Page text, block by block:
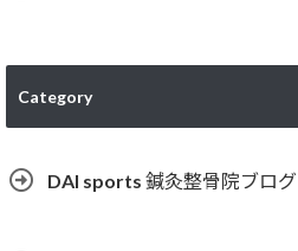
Category
DAI sports 鍼灸整骨院ブログ